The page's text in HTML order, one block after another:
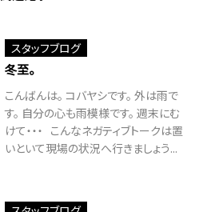
スタッフブログ
冬至。
こんばんは。 コバヤシです。 外は雨で
す。 自分の心も雨模様です。 週末にむ
けて・・・ こんなネガティブトークは置
いといて現場の状況へ行きましょう...